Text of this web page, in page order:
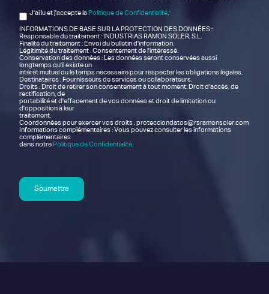
J'ai lu et j'accepte la Politique de Confidentialité.*
INFORMATIONS DE BASE SUR LA PROTECTION DES DONNÉES :
Responsable du traitement : INDUSTRIAS RAMON SOLER, S.L.
Finalité du traitement : Envoi du bulletin d'information.
Légitimité du traitement : Consentement de l'intéressé.
Conservation des données : Les données seront conservées aussi
longtemps qu'il existe un
intérêt mutuel ou le temps nécessaire pour respecter les obligations légales.
Destinataires : Fournisseurs de services ou collaborateurs.
Droits : Droit de retirer son consentement à tout moment. Droit d'accès, de
rectification, de
portabilité et d'effacement de vos données et droit de limitation ou
d'opposition à leur
traitement.
Coordonnées pour exercer vos droits : protecciondatos@rsramonsoler.com
Informations complémentaires : Vous pouvez consulter les informations
complémentaires
dans notre Politique de Confidentialité